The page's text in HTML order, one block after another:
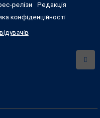
релізи
Редакція
конфіденційності